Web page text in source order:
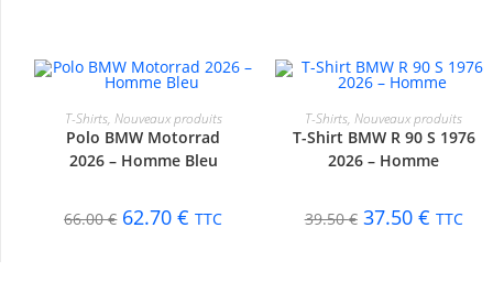
-5%
CHOIX DES OPTIONS
T-Shirts, Nouveaux produits
Polo BMW Motorrad
2026 – Homme Bleu
66.00€ 62.70€ TTC
-5%
CHOIX DES OPTIONS
T-Shirts,Nouveaux produits
T-Shirt BMW R 90 S 1976
2026 – Homme
39.50€ 37.50 € TTC